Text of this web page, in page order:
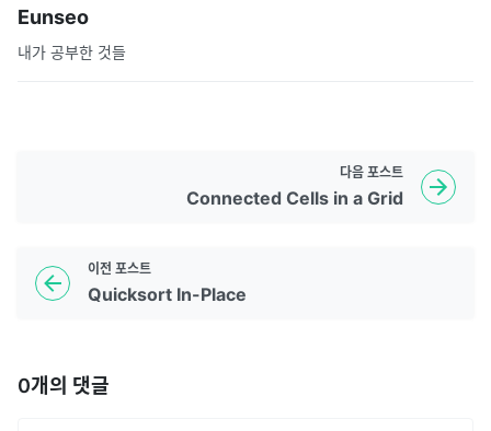
Eunseo
내가 공부한 것들
이전 포스트
Quicksort In-Place
다음 포스트
Connected Cells in a Grid
0개의 댓글